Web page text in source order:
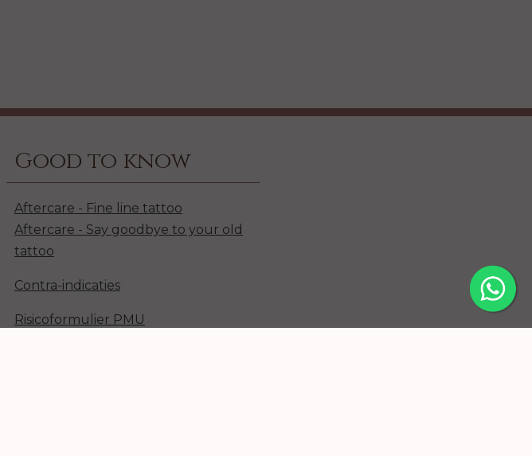
Good to know
Aftercare - Fine line tattoo
Aftercare - Say goodbye to your old
tattoo
Contra-indicaties
Risicoformulier PMU